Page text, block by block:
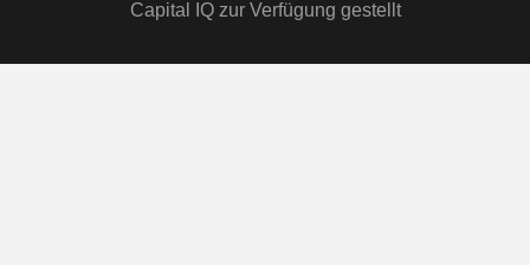
Capital IQ zur Verfügung gestellt